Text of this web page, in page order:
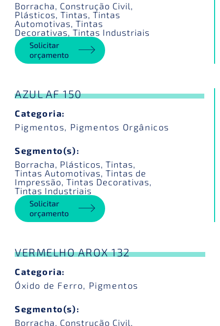
Borracha, Construção Civil,
Plásticos, Tintas, Tintas
Automotivas, Tintas
Decorativas, Tintas Industriais
Solicitar
orçamento
AZUL AF 150
Categoria:
Pigmentos, Pigmentos Orgânicos
Segmento(s):
Borracha, Plásticos, Tintas,
Tintas Automotivas, Tintas de
Impressão, Tintas Decorativas,
Tintas Industriais
Solicitar
orçamento
VERMELHO AROX 132
Categoria:
Óxido de Ferro, Pigmentos
Segmento(s):
Borracha, Construção Civil,